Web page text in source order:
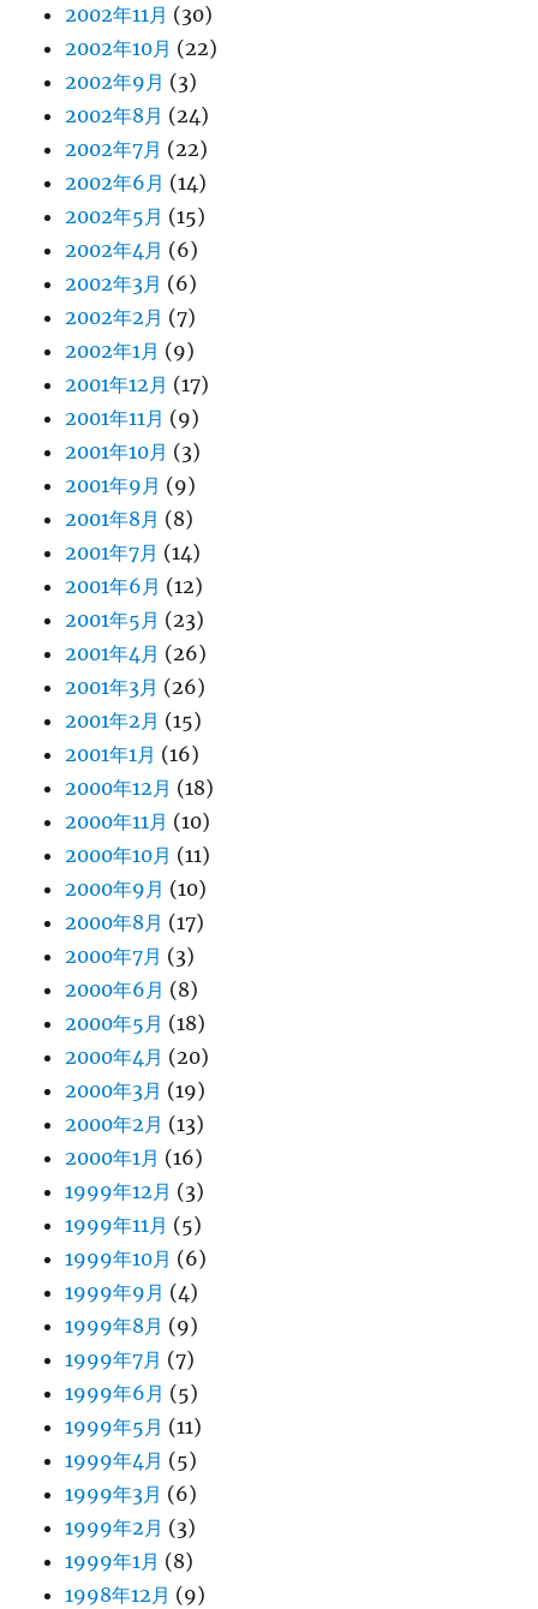
2002年11月 (30)
2002年10月 (22)
2002年9月 (3)
2002年8月 (24)
2002年7月 (22)
2002年6月 (14)
2002年5月 (15)
2002年4月 (6)
2002年3月 (6)
2002年2月 (7)
2002年1月 (9)
2001年12月 (17)
2001年11月 (9)
2001年10月 (3)
2001年9月 (9)
2001年8月 (8)
2001年7月 (14)
2001年6月 (12)
2001年5月 (23)
2001年4月 (26)
2001年3月 (26)
2001年2月 (15)
2001年1月 (16)
2000年12月 (18)
2000年11月 (10)
2000年10月 (11)
2000年9月 (10)
2000年8月 (17)
2000年7月 (3)
2000年6月 (8)
2000年5月 (18)
2000年4月 (20)
2000年3月 (19)
2000年2月 (13)
2000年1月 (16)
1999年12月 (3)
1999年11月 (5)
1999年10月 (6)
1999年9月 (4)
1999年8月 (9)
1999年7月 (7)
1999年6月 (5)
1999年5月 (11)
1999年4月 (5)
1999年3月 (6)
1999年2月 (3)
1999年1月 (8)
1998年12月 (9)